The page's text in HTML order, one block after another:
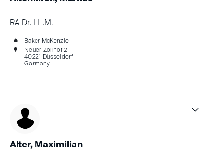
RA Dr. LL.M.
Baker McKenzie
Neuer Zollhof 2
40221 Düsseldorf
Germany
Alter, Maximilian